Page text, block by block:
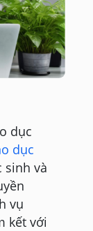
dục
dục
sinh và
vụ
kết với